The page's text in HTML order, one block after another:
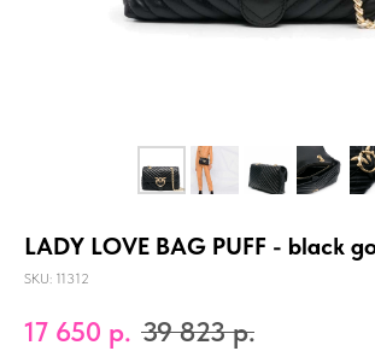
LADY LOVE BAG PUFF - black
SKU: 11312
17 650 р. 39 823 р.